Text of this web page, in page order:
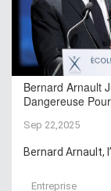
Bernard Arnault
Dangereuse
Sep 22,2025
Bernard Arnault,
Entreprise